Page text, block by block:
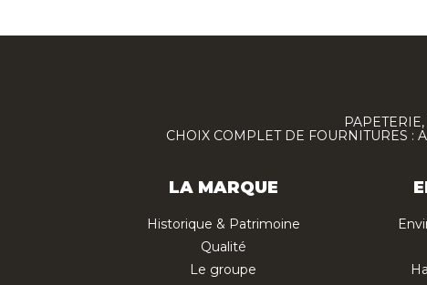
CHOIX COMPLET DE FOURNITURES :
LA MARQUE
Historique & Patrimoine
Qualité
Le groupe